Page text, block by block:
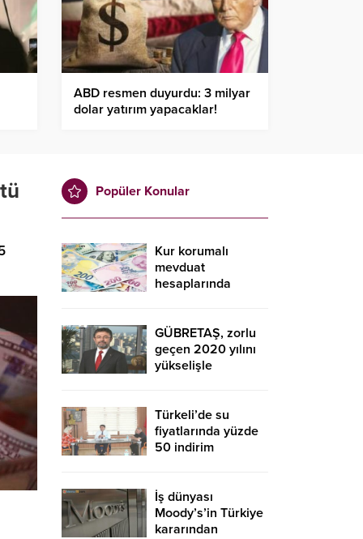
ABD resmen duyurdu: 3 milyar
dolar yatırım yapacaklar!
Popüler Konular
Kur korumalı
mevduat
hesaplarında
GÜBRETAŞ, zorlu
geçen 2020 yılını
yükselişle
Türkeli’de su
fiyatlarında yüzde
50 indirim
İş dünyası
Moody’s’in Türkiye
kararından